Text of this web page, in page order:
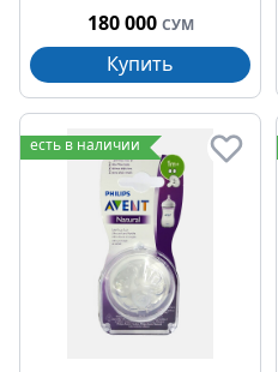
180 000 СУМ
Купить
есть в наличии